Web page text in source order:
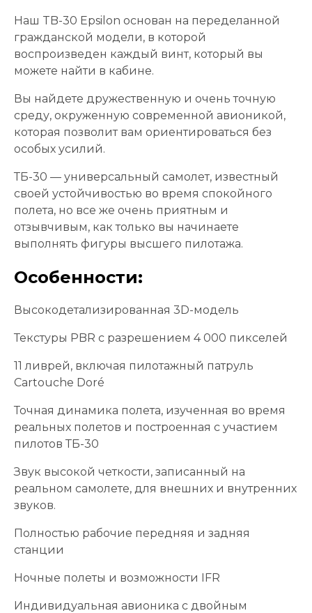
Наш TB-30 Epsilon основан на переделанной
гражданской модели, в которой
воспроизведен каждый винт, который вы
можете найти в кабине.
Вы найдете дружественную и очень точную
среду, окруженную современной авионикой,
которая позволит вам ориентироваться без
особых усилий.
ТБ-30 — универсальный самолет, известный
своей устойчивостью во время спокойного
полета, но все же очень приятным и
отзывчивым, как только вы начинаете
выполнять фигуры высшего пилотажа.
Особенности:
Высокодетализированная 3D-модель
Текстуры PBR с разрешением 4 000 пикселей
11 ливрей, включая пилотажный патруль
Cartouche Doré
Точная динамика полета, изученная во время
реальных полетов и построенная с участием
пилотов ТБ-30
Звук высокой четкости, записанный на
реальном самолете, для внешних и внутренних
звуков.
Полностью рабочие передняя и задняя
станции
Ночные полеты и возможности IFR
Индивидуальная авионика с двойным